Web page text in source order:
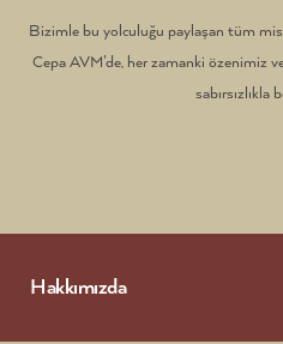
Bizimle bu yolculuğu paylaşan tüm
Cepa AVM’de, her zamanki özenimiz
sabırsızlıkla
Hakkımızda